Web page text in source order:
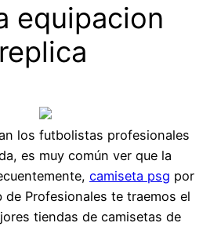
equipacion
los futbolistas profesionales
es muy común ver que la
camiseta psg por
de Profesionales te traemos el
tiendas de camisetas de